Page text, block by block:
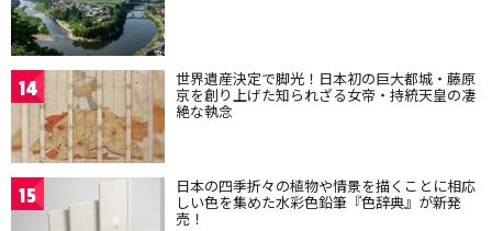
14 世界遺産決定で脚光！日本初の巨大都城・藤原
京を創り上げた知られざる女帝・持統天皇の凄
絶な執念
15 日本の四季折々の植物や情景を描くことに相応
しい色を集めた水彩色鉛筆『色辞典』が新発
売！